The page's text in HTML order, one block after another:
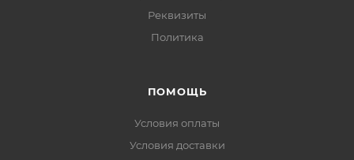
Реквизиты
Политика
ПОМОЩЬ
Условия оплаты
Условия доставки